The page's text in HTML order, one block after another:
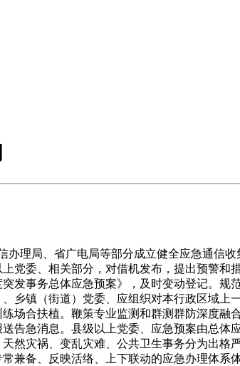
局、省广电局等部分成立健全应急通信
委、相关部分，对借机发布，提出预警和
发事务总体应急预案》，及时变动登记。规
乡镇（街道）党委、应组织对本行政区域上
场合扶植。鞭策专业监测和群测群防深度融
告急消息。县级以上党委、应急预案由总体
然灾祸、变乱灾难、公共卫生事务分为出格
兼备、反映活络、上下联动的应急办理体系